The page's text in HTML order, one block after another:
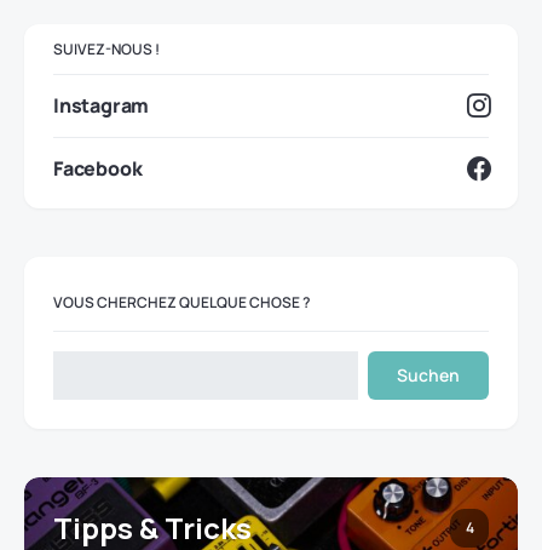
SUIVEZ-NOUS !
Instagram
Facebook
VOUS CHERCHEZ QUELQUE CHOSE ?
Suchen
Tipps & Tricks 4